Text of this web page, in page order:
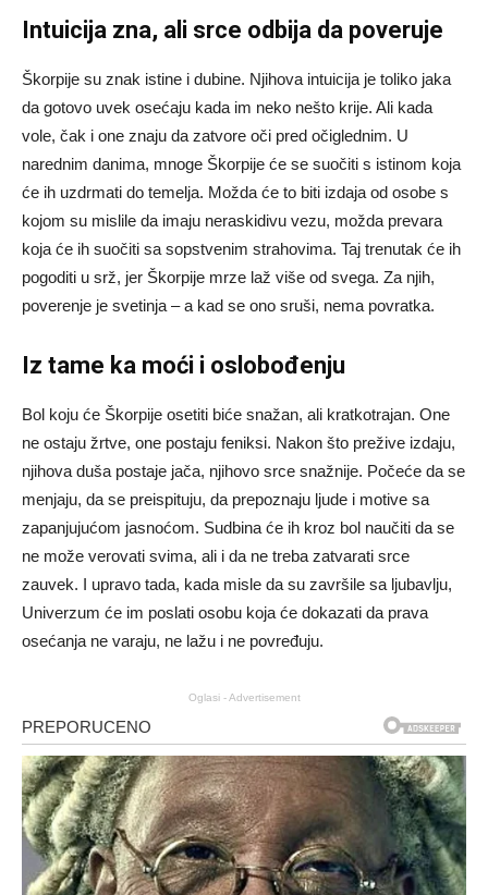
Intuicija zna, ali srce odbija da poveruje
Škorpije su znak istine i dubine. Njihova intuicija je toliko jaka
da gotovo uvek osećaju kada im neko nešto krije. Ali kada
vole, čak i one znaju da zatvore oči pred očiglednim. U
narednim danima, mnoge Škorpije će se suočiti s istinom koja
će ih uzdrmati do temelja. Možda će to biti izdaja od osobe s
kojom su mislile da imaju neraskidivu vezu, možda prevara
koja će ih suočiti sa sopstvenim strahovima. Taj trenutak će ih
pogoditi u srž, jer Škorpije mrze laž više od svega. Za njih,
poverenje je svetinja – a kad se ono sruši, nema povratka.
Iz tame ka moći i oslobođenju
Bol koju će Škorpije osetiti biće snažan, ali kratkotrajan. One
ne ostaju žrtve, one postaju feniksi. Nakon što prežive izdaju,
njihova duša postaje jača, njihovo srce snažnije. Počeće da se
menjaju, da se preispituju, da prepoznaju ljude i motive sa
zapanjujućom jasnoćom. Sudbina će ih kroz bol naučiti da se
ne može verovati svima, ali i da ne treba zatvarati srce
zauvek. I upravo tada, kada misle da su završile sa ljubavlju,
Univerzum će im poslati osobu koja će dokazati da prava
osećanja ne varaju, ne lažu i ne povređuju.
Oglasi - Advertisement